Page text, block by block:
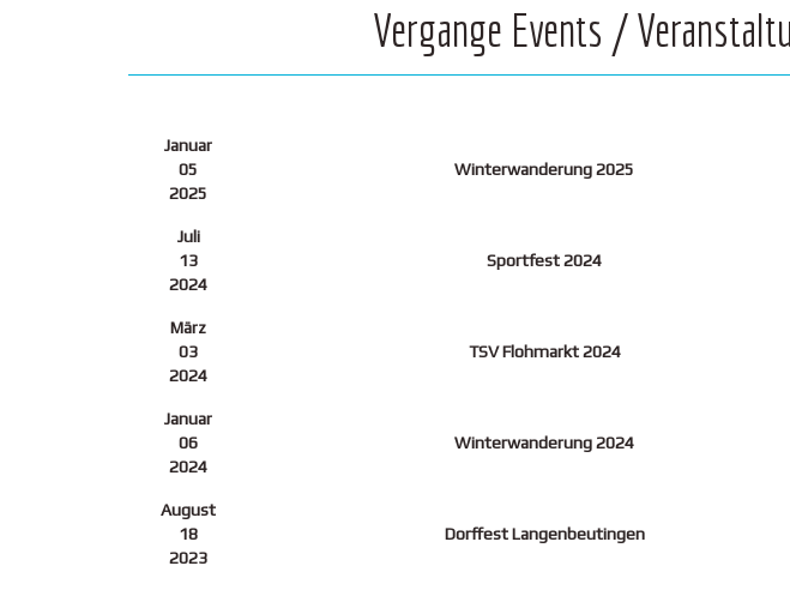
Vergange Events /
Januar
05
2025
Winterwanderung 2025
Juli
13
2024
Sportfest 2024
März
03
2024
TSV Flohmarkt 2024
Januar
06
2024
Winterwanderung 2024
August
18
2023
Dorffest Langenbeutingen